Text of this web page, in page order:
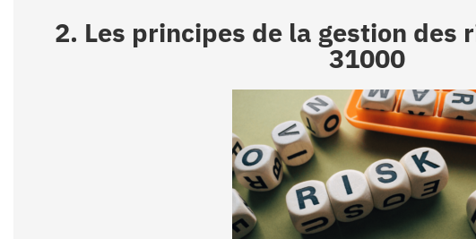
2. Les principes de la gestion des
31000